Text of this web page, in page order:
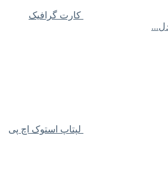
کارت گرافیک
لپتاپ استوک اچ پی